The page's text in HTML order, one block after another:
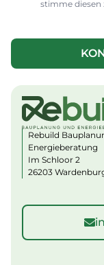
s
*
stimme diesen
lt
e
Rebuild
Energieberatung
Im Schloor 2
26203